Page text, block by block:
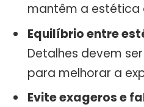
mantêm a
Equilíbrio entre
Detalhes devem
para melhorar a
Evite exageros e